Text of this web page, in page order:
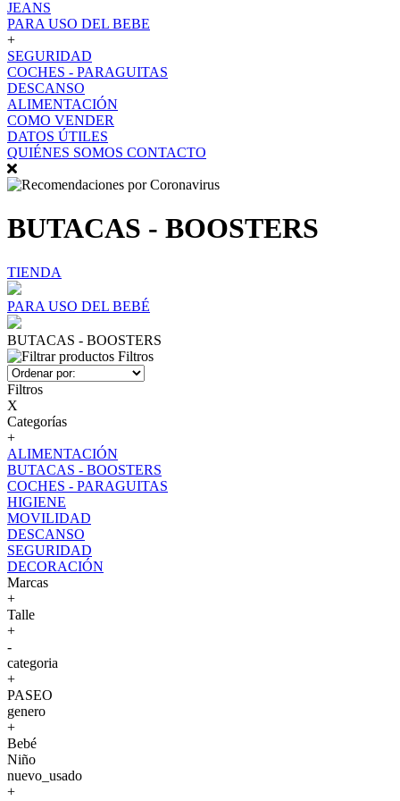
JEANS
PARA USO DEL BEBE
+
SEGURIDAD
COCHES - PARAGUITAS
DESCANSO
ALIMENTACIÓN
COMO VENDER
DATOS ÚTILES
QUIÉNES SOMOS CONTACTO
BUTACAS - BOOSTERS
TIENDA
PARA USO DEL BEBÉ
BUTACAS - BOOSTERS
Filtros
Filtros
X
Categorías
+
ALIMENTACIÓN
BUTACAS - BOOSTERS
COCHES - PARAGUITAS
HIGIENE
MOVILIDAD
DESCANSO
SEGURIDAD
DECORACIÓN
Marcas
+
Talle
+
-
categoria
+
PASEO
genero
+
Bebé
Niño
nuevo_usado
+